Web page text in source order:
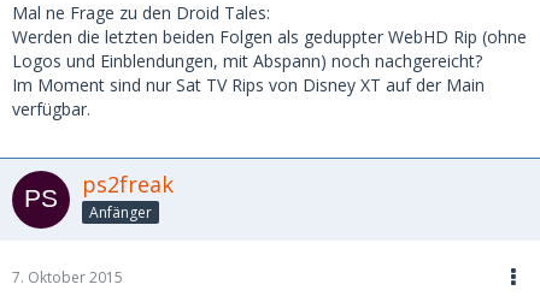
Mal ne Frage zu den Droid Tales:
Werden die letzten beiden Folgen als geduppter WebHD Rip (ohne
Logos und Einblendungen, mit Abspann) noch nachgereicht?
Im Moment sind nur Sat TV Rips von Disney XT auf der Main
verfügbar.
ps2freak
Anfänger
7. Oktober 2015